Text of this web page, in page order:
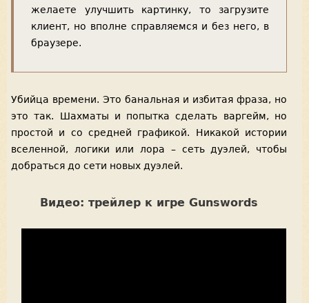
желаете улучшить картинку, то загрузите
клиент, но вполне справляемся и без него, в
браузере.
Убийца времени. Это банальная и избитая фраза, но
это так. Шахматы и попытка сделать варгейм, но
простой и со средней графикой. Никакой истории
вселенной, логики или лора – сеть дуэлей, чтобы
добраться до сети новых дуэлей.
Видео: трейлер к игре Gunswords